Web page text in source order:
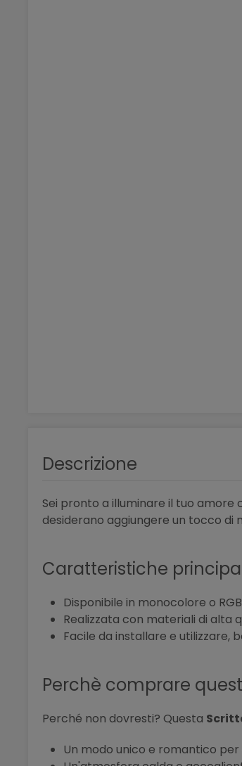
Descrizione
Sei pronto a illuminare il tuo amore
desiderano aggiungere un tocco di
Caratteristiche
Disponibile in monocolore o
Realizzata con materiali di alta
Facile da installare e utilizzare,
Perchè comprare
Perché non dovresti? Questa
Un modo unico e romantico